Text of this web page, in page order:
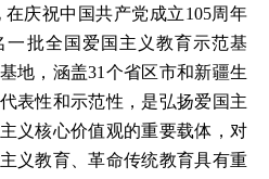
庆祝中国共产党成立105周年
一批全国爱国主义教育示范基
地，涵盖31个省区市和新疆生
表性和示范性，是弘扬爱国主
义核心价值观的重要载体，对
义教育、革命传统教育具有重